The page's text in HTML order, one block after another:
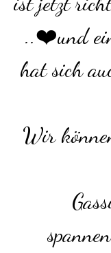
..❤️und
hat sich
Wir